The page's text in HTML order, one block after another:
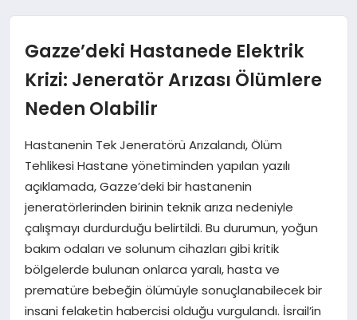
GÜNDEM
MAGAZIN
SAĞLIK
TEKNOLOJI
Gazze’deki Hastanede Elektrik
Krizi: Jeneratör Arızası Ölümlere
Neden Olabilir
Hastanenin Tek Jeneratörü Arızalandı, Ölüm
Tehlikesi Hastane yönetiminden yapılan yazılı
açıklamada, Gazze’deki bir hastanenin
jeneratörlerinden birinin teknik arıza nedeniyle
çalışmayı durdurduğu belirtildi. Bu durumun, yoğun
bakım odaları ve solunum cihazları gibi kritik
bölgelerde bulunan onlarca yaralı, hasta ve
prematüre bebeğin ölümüyle sonuçlanabilecek bir
insani felaketin habercisi olduğu vurgulandı. İsrail’in